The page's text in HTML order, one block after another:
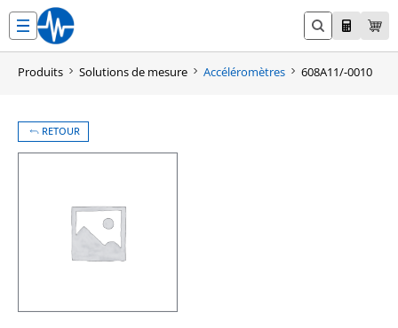
contenu
Produits Solutions de mesure Accéléromètres 608A11/-0010
RETOUR